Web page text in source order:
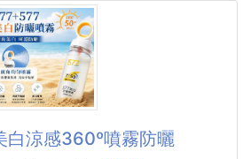
洗手 #噴霧
頭+玻璃瓶身
涼感360º噴霧防曬